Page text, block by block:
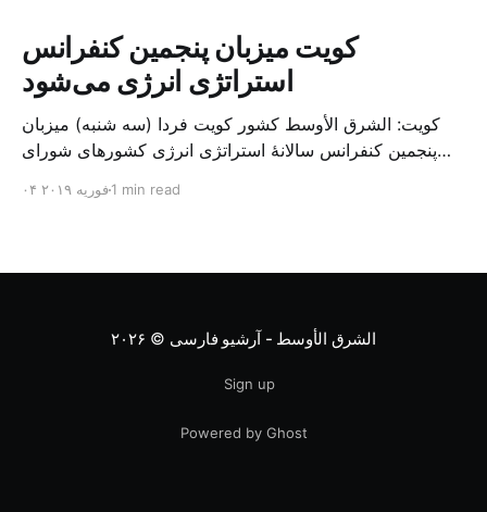
کویت میزبان پنجمین کنفرانس
استراتژی انرژی می‌شود
کویت: الشرق الأوسط کشور کویت فردا (سه شنبه) میزبان
پنجمین کنفرانس سالانهٔ استراتژی انرژی کشورهای شورای
متخصص از شرکت‌های جهانی نفت و گاز در این کنفرانس
۰۴ فوریه ۲۰۱۹1 min read
الشرق الأوسط - آرشیو فارسی © ۲۰۲۶
Sign up
Powered by Ghost